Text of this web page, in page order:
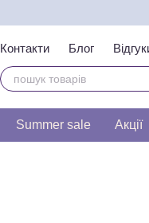
Контакти Блог
Тест на визначення
Summer sale Акції